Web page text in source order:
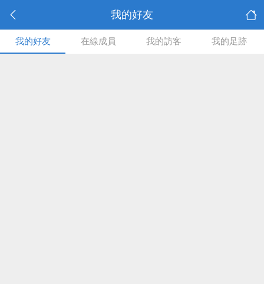
我的好友
我的好友 在線成員 我的訪客 我的足跡